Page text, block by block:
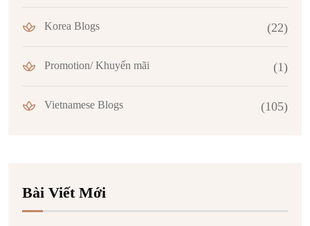
Korea Blogs (22)
Promotion/ Khuyến mãi (1)
Vietnamese Blogs (105)
Bài Viết Mới